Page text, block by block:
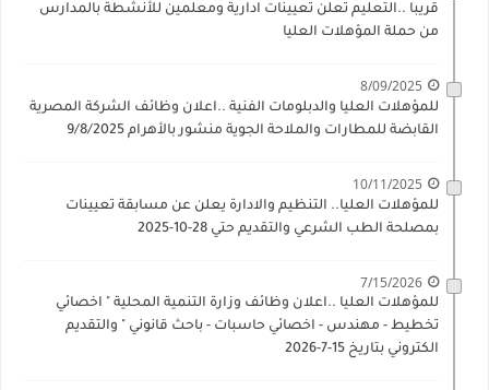
قريبا ..التعليم تعلن تعيينات ادارية ومعلمين للأنشطة بالمدارس
من حملة المؤهلات العليا
8/09/2025
للمؤهلات العليا والدبلومات الفنية ..اعلان وظائف الشركة المصرية
القابضة للمطارات والملاحة الجوية منشور بالأهرام 9/8/2025
10/11/2025
للمؤهلات العليا.. التنظيم والادارة يعلن عن مسابقة تعيينات
بمصلحة الطب الشرعي والتقديم حتي 28-10-2025
7/15/2026
للمؤهلات العليا ..اعلان وظائف وزارة التنمية المحلية " اخصائي
تخطيط - مهندس - اخصائي حاسبات - باحث قانوني " والتقديم
الكتروني بتاريخ 15-7-2026